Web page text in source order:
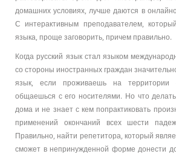
домашних условиях, лучше даются в
С интерактивным преподавателем,
языка, проще заговорить, причем правильно.
Когда русский язык стал языком
со стороны иностранных граждан
язык, если проживаешь на территории
общаешься с его носителями. Но что
дома и не знает с кем попрактиковать
применений окончаний всех шести
Правильно, найти репетитора, который
сможет в непринужденной форме донести